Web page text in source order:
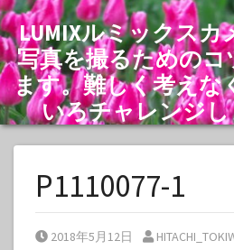
LUMIXルミックス
写真を撮るための
ます。難しく考えな
いろチャレンジ
P1110077-1
Posted on
2018年5月12日 Posted by